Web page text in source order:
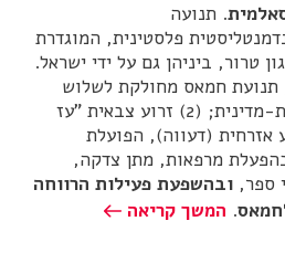
. תנועה
פלסטינית, המוגדרת
טרור, ביניהן גם על ידי ישראל.
תנועת חמאס מחולקת לשלוש
זרועות: (1) זרוע פוליטית-מדינית; (2) זרוע צבאית "עז
קאסם"(3) זרוע אזרחית (דעווה), הפועלת
מרפאות, מתן צדקה,
ספר, ובהשפעת פעילות הרווחה
. המשך קריאה